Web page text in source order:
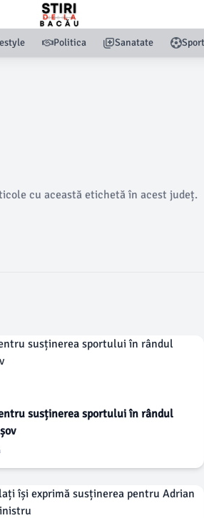
Politica Sanatate Sport
cu această etichetă în acest județ.
susținerea sportului în rândul